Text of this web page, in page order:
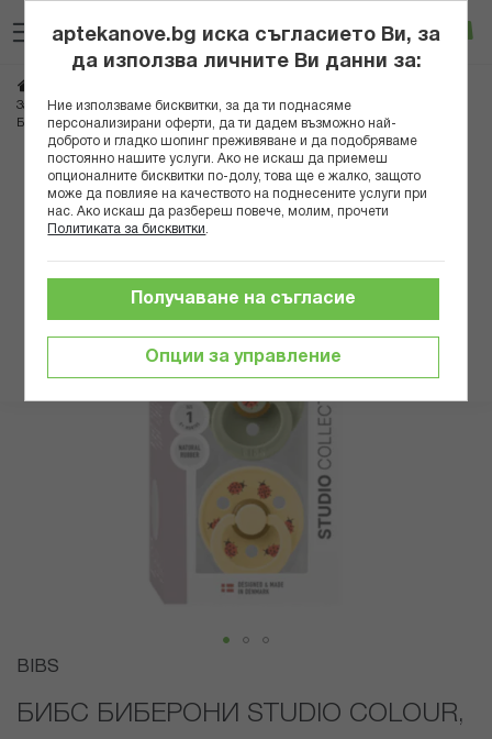
към
съдържанието
Вход
Залъгалки и клипсове
БИБС БИБЕРОНИ STUDIO COLOUR, LADYBUG/SAGE К-К 0-6М X 2 11025102
Преминете
края
галерията
изображенията
Преминете
началото
BIBS
БИБС БИБЕРОНИ STUDIO COLOUR,
aptekanove.bg иска съгласието Ви, за
да използва личните Ви данни за:
Ние използваме бисквитки, за да ти поднасяме
персонализирани оферти, да ти дадем възможно най-
доброто и гладко шопинг преживяване и да подобряваме
постоянно нашите услуги. Ако не искаш да приемеш
опционалните бисквитки по-долу, това ще е жалко, защото
може да повлияе на качеството на поднесените услуги при
нас. Ако искаш да разбереш повече, молим, прочети
Политиката за бисквитки
Опции за управление
Получаване на съгласие